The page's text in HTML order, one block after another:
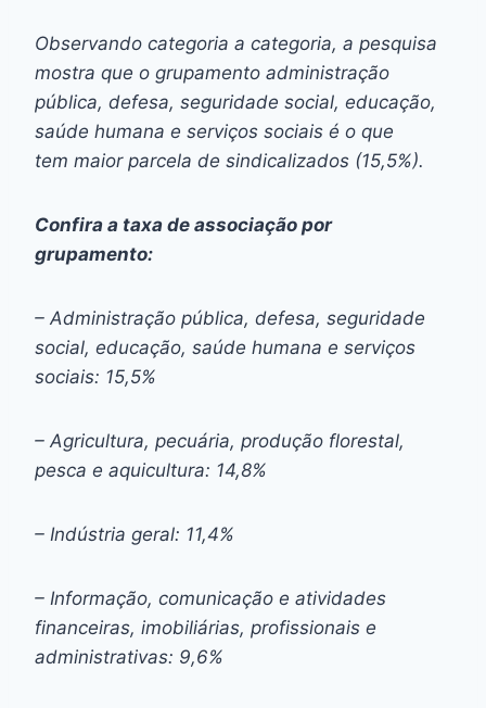
Observando categoria a categoria, a pesquisa
mostra que o grupamento administração
pública, defesa, seguridade social, educação,
saúde humana e serviços sociais é o que
tem maior parcela de sindicalizados (15,5%).
Confira a taxa de associação por
grupamento:
– Administração pública, defesa, seguridade
social, educação, saúde humana e serviços
sociais: 15,5%
– Agricultura, pecuária, produção florestal,
pesca e aquicultura: 14,8%
– Indústria geral: 11,4%
– Informação, comunicação e atividades
financeiras, imobiliárias, profissionais e
administrativas: 9,6%